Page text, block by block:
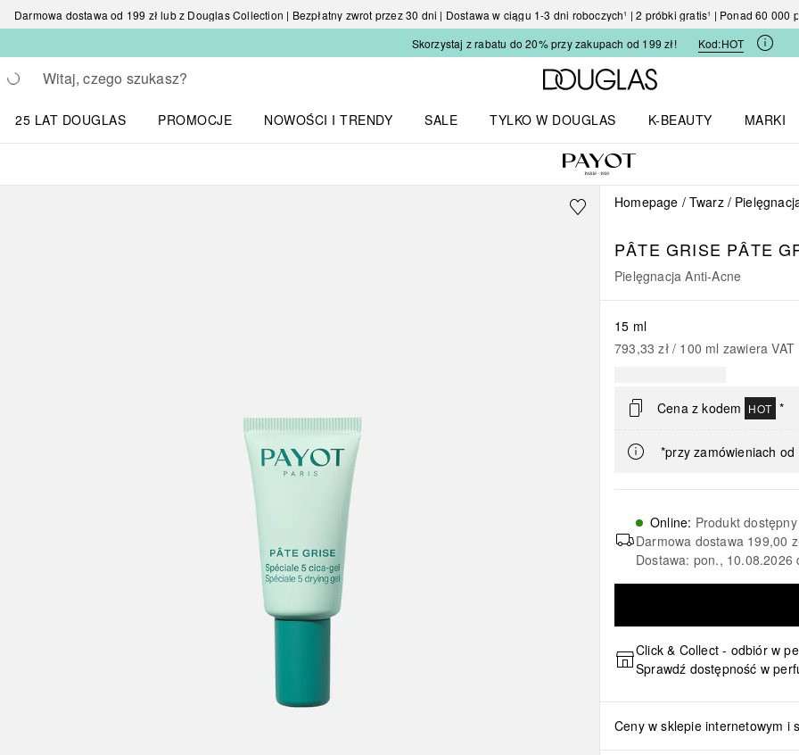
Darmowa dostawa od 199 zł lub z Douglas Collection | Bezpłatny zwrot przez 30 dni | Dostawa w ciągu 1-3 dni roboczych¹ | 2 próbki gratis¹ | Ponad 60 000
Skorzystaj z rabatu do 20% przy zakupach od 199 zł!
Kod:HOT
Wracać
Wykonaj wyszukiwanie
Strona główna Douglas
25 LAT DOUGLAS
PROMOCJE
NOWOŚCI I TRENDY
SALE
TYLKO W DOUGLAS
K-BEAUTY
MARKI
Homepage Twarz
PÂTE GRISE PÂTE
Pielęgnacja Anti-Acne
15 ml
793,33 zł / 100 ml zawiera VAT
Cena z kodem HOT *
*przy zamówieniach od
Online: Produkt dostępny
Darmowa dostawa 199,00
Dostawa: pon., 10.08.2026
Click & Collect - odbiór w
Sprawdź dostępność w
Ceny w sklepie internetowym i